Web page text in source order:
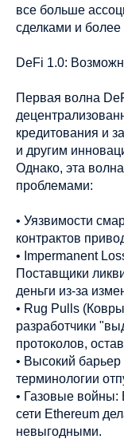
все больше
сделками и
DeFi 1.0:
Первая волна
кредитования и
и другим
Однако, эта
проблемами:
• Уязвимости
контрактов
• Impermanent
Поставщики
деньги из-за
• Rug Pulls
разработчики
протоколов,
• Высокий
терминологии
• Газовые войны:
сети Ethereum
невыгодными.